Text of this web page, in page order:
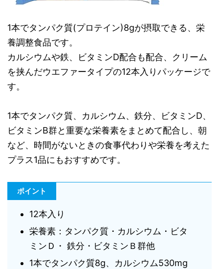
1本でタンパク質(プロテイン)8gが摂取できる、栄
養調整食品です。
カルシウムや鉄、ビタミンD配合も配合、クリーム
を挟んだウエファータイプの12本入りパッケージで
す。
1本でタンパク質、カルシウム、鉄分、ビタミンD、
ビタミンB群と重要な栄養素をまとめて配合し、朝
など、時間がないときの食事代わりや栄養を考えた
プラス1品にもおすすめです。
ポイント
12本入り
栄養素：タンパク質・カルシウム・ビタ
ミンＤ・ 鉄分・ビタミンＢ群他
1本でタンパク質8g、カルシウム530mg